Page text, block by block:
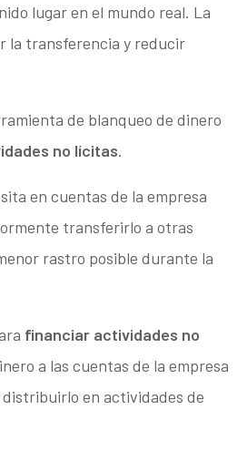
lugar en el mundo real. La
la transferencia y reducir
de blanqueo de dinero
no lícitas.
en cuentas de la empresa
transferirlo a otras
rastro posible durante la
financiar actividades no
a las cuentas de la empresa
en actividades de